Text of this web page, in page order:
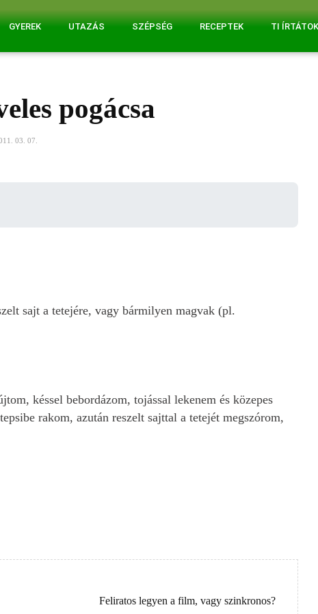
GYEREK UTAZÁS SZÉPSÉG RECEPTEK TI ÍRTÁTOK
pogácsa
03. 07.
sajt a tetejére, vagy bármilyen magvak (pl.
késsel bebordázom, tojással lekenem és közepes
rakom, azután reszelt sajttal a tetejét megszórom,
Feliratos legyen a film, vagy szinkronos?